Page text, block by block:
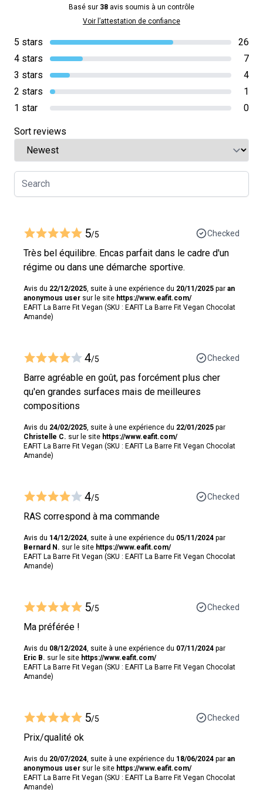
Basé sur 38 avis soumis à un contrôle
Voir l’attestation de confiance
5 stars
26
4 stars
7
3 stars
4
2 stars
1
1 star
0
Sort reviews
5/5 Checked
Très bel équilibre. Encas parfait dans le cadre d'un
régime ou dans une démarche sportive.
Avis du 22/12/2025 , suite à une expérience du 20/11/2025 par an
anonymous user sur le site https://www.eafit.com/
EAFIT La Barre Fit Vegan (SKU : EAFIT La Barre Fit Vegan Chocolat
Amande)
4/5 Checked
Barre agréable en goût, pas forcément plus cher
qu'en grandes surfaces mais de meilleures
compositions
Avis du 24/02/2025 , suite à une expérience du 22/01/2025 par
Christelle C. sur le site https://www.eafit.com/
EAFIT La Barre Fit Vegan (SKU : EAFIT La Barre Fit Vegan Chocolat
Amande)
4/5 Checked
RAS correspond à ma commande
Avis du 14/12/2024 , suite à une expérience du 05/11/2024 par
Bernard N. sur le site https://www.eafit.com/
EAFIT La Barre Fit Vegan (SKU : EAFIT La Barre Fit Vegan Chocolat
Amande)
5/5 Checked
Ma préférée !
Avis du 08/12/2024 , suite à une expérience du 07/11/2024 par
Eric B. sur le site https://www.eafit.com/
EAFIT La Barre Fit Vegan (SKU : EAFIT La Barre Fit Vegan Chocolat
Amande)
5/5 Checked
Prix/qualité ok
Avis du 20/07/2024 , suite à une expérience du 18/06/2024 par an
anonymous user sur le site https://www.eafit.com/
EAFIT La Barre Fit Vegan (SKU : EAFIT La Barre Fit Vegan Chocolat
Amande)